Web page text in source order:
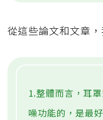
從這些論文和文章
1.整體而言，耳
噪功能的，是最好